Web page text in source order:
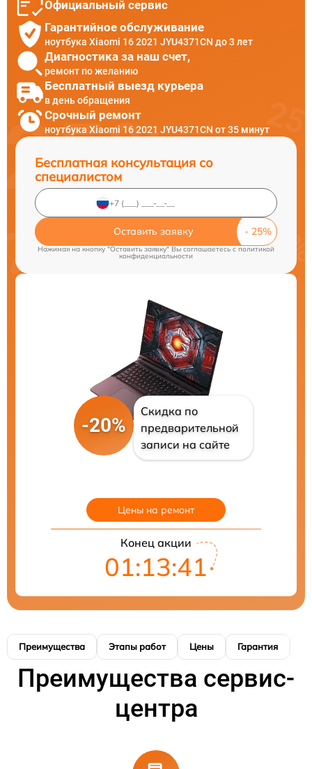
Официальный сервис
Гарантийное обслуживание
ноутбука Xiaomi 16 2021 JYU4371CN до 3 лет
Диагностика за наш счет,
ремонт по желанию
Бесплатный выезд курьера
в день обращения
Срочный ремонт
ноутбука Xiaomi 16 2021 JYU4371CN от 35 минут
Бесплатная консультация со
специалистом
Оставить заявку
Нажимая на кнопку "Оставить заявку" Вы соглашаетесь cполитикой
конфиденциальности
-20%
Скидка по
предварительной
записи на сайте
Цены на ремонт
Конец акции
01:13:40
Преимущества Этапы работ Цены Гарантия
Преимущества сервис-
центра